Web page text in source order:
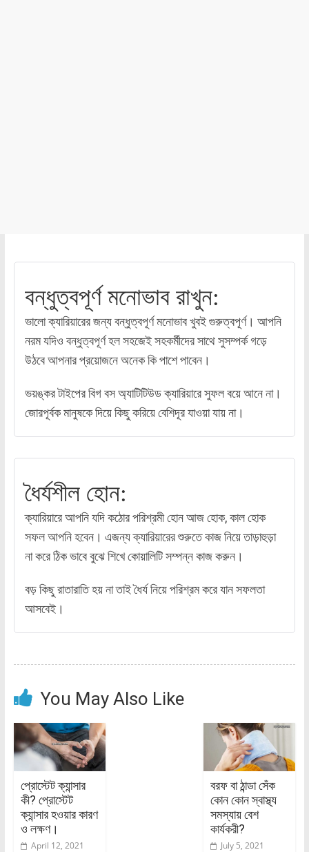
বন্ধুত্বপূর্ণ মনোভাব রাখুন:
ভালো ক্যারিয়ারের জন্য বন্ধুত্বপূর্ণ মনোভাব খুবই গুরুত্বপূর্ণ। আপনি
নরম যদিও বন্ধুত্বপূর্ণ হল সহজেই সহকর্মীদের সাথে সুসম্পর্ক গড়ে
উঠবে আপনার প্রয়োজনে অনেক কি পাশে পাবেন।
ভয়ঙ্কর টাইপের বিগ বস অ্যাটিটিউড ক্যারিয়ারে সুফল বয়ে আনে না।
জোরপূর্বক মানুষকে দিয়ে কিছু করিয়ে বেশিদূর যাওয়া যায় না।
ধৈর্যশীল হোন:
ক্যারিয়ারে আপনি যদি কঠোর পরিশ্রমী হোন আজ হোক, কাল হোক
সফল আপনি হবেন। এজন্য ক্যারিয়ারের শুরুতে কাজ নিয়ে তাড়াহুড়া
না করে ঠিক ভাবে বুঝে শিখে কোয়ালিটি সম্পন্ন কাজ করুন।
বড় কিছু রাতারাতি হয় না তাই ধৈর্য নিয়ে পরিশ্রম করে যান সফলতা
আসবেই।
You May Also Like
প্রোস্টেট ক্যান্সার
কী? প্রোস্টেট
ক্যান্সার হওয়ার কারণ
ও লক্ষণ।
April 12, 2021
বরফ বা ঠান্ডা সেঁক
কোন কোন স্বাস্থ্য
সমস্যায় বেশ
কার্যকরী?
July 5, 2021